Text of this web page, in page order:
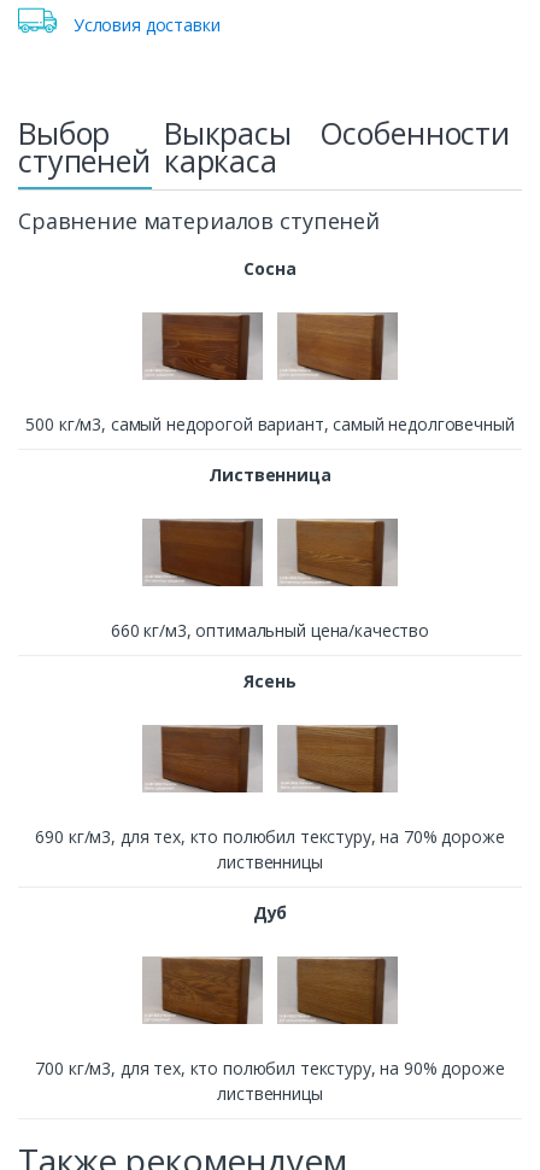
Условия доставки
Выбор
ступеней
Выкрасы
каркаса
Особенности
Сравнение материалов ступеней
Сосна
500 кг/м3, cамый недорогой вариант, самый недолговечный
Лиственница
660 кг/м3, оптимальный цена/качество
Ясень
690 кг/м3, для тех, кто полюбил текстуру, на 70% дороже
лиственницы
Дуб
700 кг/м3, для тех, кто полюбил текстуру, на 90% дороже
лиственницы
Также рекомендуем